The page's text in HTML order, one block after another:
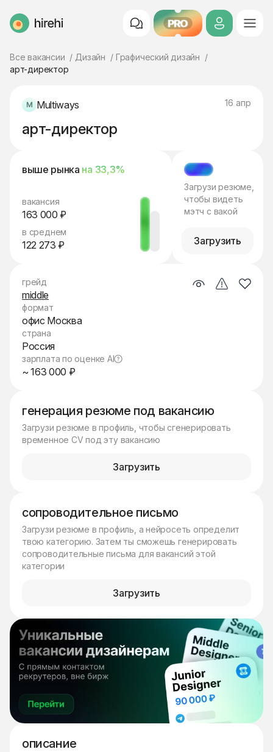
HireHi PRO
Все вакансии Дизайн
Графический дизайн
арт-директор
Multiways 16 апр
арт-директор
выше рынка на 33,3%
вакансия
163 000 ₽
в среднем
122 273 ₽
МЭТЧ
Загрузи резюме,
чтобы видеть
мэтч с вакой
Загрузить
генерация резюме под вакансию
Загрузи резюме в профиль, чтобы сгенерировать
временное CV под эту вакансию
Загрузить
сопроводительное письмо
Загрузи резюме в профиль, а нейросеть определит
твою категорию. Затем ты сможешь генерировать
сопроводительные письма для вакансий этой
категории
Загрузить
описание
грейд
middle
формат
офис Москва
страна
Россия
зарплата по оценке AI
~ 163 000 ₽